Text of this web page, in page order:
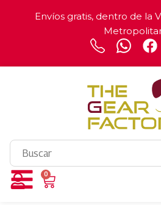
Envíos gratis, dentro de la
0